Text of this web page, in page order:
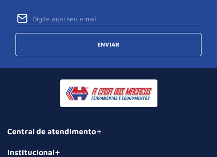
ENVIAR
Central de atendimento
Institucional